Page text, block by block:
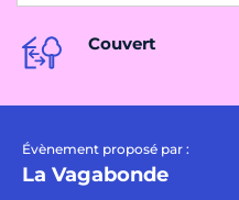
Couvert
Évènement proposé par :
La Vagabonde